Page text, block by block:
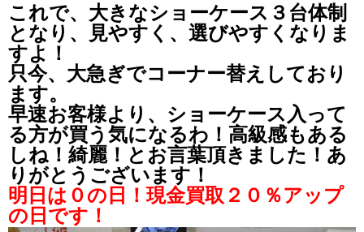
これで、大きなショーケース３台体制
となり、見やすく、選びやすくなりま
すよ！
只今、大急ぎでコーナー替えしており
ます。
早速お客様より、ショーケース入って
る方が買う気になるわ！高級感もある
しね！綺麗！とお言葉頂きました！あ
りがとうございます！
明日は０の日！現金買取２０％アップ
の日です！